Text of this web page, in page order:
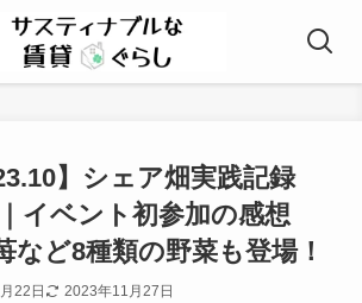
】シェア畑実践記録
イベント初参加の感想
など8種類の野菜も登場！
22日 2023年11月27日